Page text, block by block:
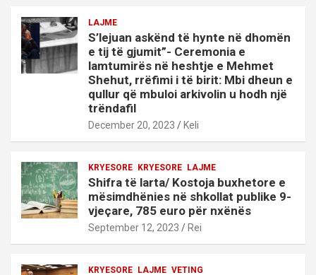
LAJME
S’lejuan askënd të hynte në dhomën
e tij të gjumit”- Ceremonia e
lamtumirës në heshtje e Mehmet
Shehut, rrëfimi i të birit: Mbi dheun e
qullur që mbuloi arkivolin u hodh një
trëndafil
December 20, 2023 Keli
KRYESORE KRYESORE LAJME
Shifra të larta/ Kostoja buxhetore e
mësimdhënies në shkollat publike 9-
vjeçare, 785 euro për nxënës
September 12, 2023 Rei
KRYESORE LAJME VETING